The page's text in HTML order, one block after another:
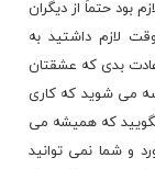
بود حتماً از دیگران
لازم داشتید به
عادت بدی که عشقتان
می شوید که کاری
که همیشه می
و شما نمی توانید